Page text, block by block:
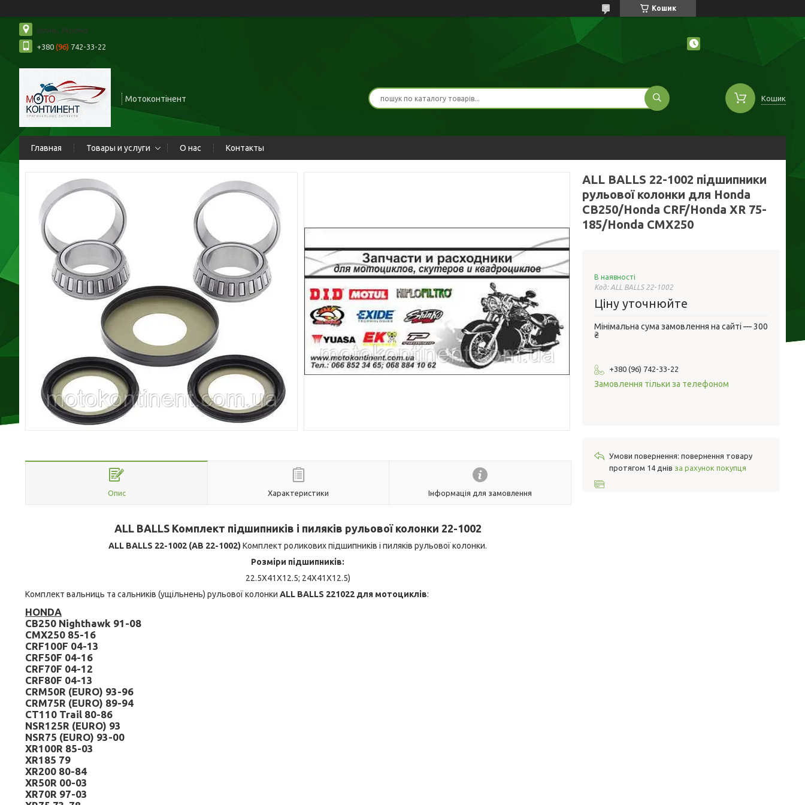
Кошик
Ірпінь, Україна
+380 (96) 742-33-22
Мотоконтінент Кошик
Главная Товары и услуги О нас Контакты
Опис Характеристики Інформація для замовлення
ALL BALLS Комплект підшипників і пиляків рульової колонки 22-1002
ALL BALLS 22-1002 (AB 22-1002) Комплект роликових підшипників і пиляків рульової колонки.
Розміри підшипників:
22.5X41X12.5; 24X41X12.5)
Комплект вальниць та сальників (ущільнень) рульової колонки ALL BALLS 221022 для мотоциклів:
HONDA
CB250 Nighthawk 91-08
CMX250 85-16
CRF100F 04-13
CRF50F 04-16
CRF70F 04-12
CRF80F 04-13
CRM50R (EURO) 93-96
CRM75R (EURO) 89-94
CT110 Trail 80-86
NSR125R (EURO) 93
NSR75 (EURO) 93-00
XR100R 85-03
XR185 79
XR200 80-84
XR50R 00-03
XR70R 97-03
ALL BALLS 22-1002 підшипники
рульової колонки для Honda
CB250/Honda CRF/Honda XR 75-
185/Honda CMX250
В наявності
Код: ALL BALLS 22-1002
Ціну уточнюйте
Мінімальна сума замовлення на сайті — 300
₴
+380 (96) 742-33-22
Замовлення тільки за телефоном
повернення товару
протягом 14 днів за рахунок покупця